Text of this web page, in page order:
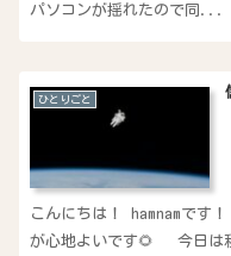
パソコンが揺れたので同...
ひとりごと
こんにちは！ hamnamです
が心地よいです🌻 今日は